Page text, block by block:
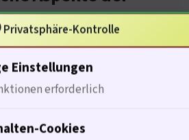
Kontrolle
Einstellungen
erforderlich
Cookies